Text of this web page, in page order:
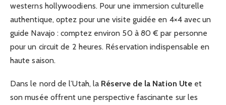
westerns hollywoodiens. Pour une immersion culturelle
authentique, optez pour une visite guidée en 4×4 avec un
guide Navajo : comptez environ 50 à 80 € par personne
pour un circuit de 2 heures. Réservation indispensable en
haute saison.
Dans le nord de l’Utah, la Réserve de la Nation Ute et
son musée offrent une perspective fascinante sur les